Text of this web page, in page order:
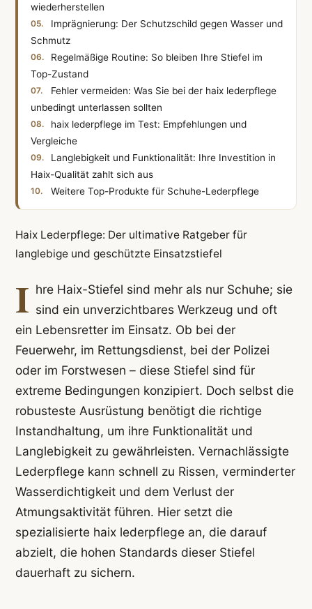
wiederherstellen
Imprägnierung: Der Schutzschild gegen Wasser und
Schmutz
Regelmäßige Routine: So bleiben Ihre Stiefel im
Top-Zustand
Fehler vermeiden: Was Sie bei der haix lederpflege
unbedingt unterlassen sollten
haix lederpflege im Test: Empfehlungen und
Vergleiche
Langlebigkeit und Funktionalität: Ihre Investition in
Haix-Qualität zahlt sich aus
Weitere Top-Produkte für Schuhe-Lederpflege
Haix Lederpflege: Der ultimative Ratgeber für
langlebige und geschützte Einsatzstiefel
I hre Haix-Stiefel sind mehr als nur Schuhe; sie
sind ein unverzichtbares Werkzeug und oft
ein Lebensretter im Einsatz. Ob bei der
Feuerwehr, im Rettungsdienst, bei der Polizei
oder im Forstwesen – diese Stiefel sind für
extreme Bedingungen konzipiert. Doch selbst die
robusteste Ausrüstung benötigt die richtige
Instandhaltung, um ihre Funktionalität und
Langlebigkeit zu gewährleisten. Vernachlässigte
Lederpflege kann schnell zu Rissen, verminderter
Wasserdichtigkeit und dem Verlust der
Atmungsaktivität führen. Hier setzt die
spezialisierte haix lederpflege an, die darauf
abzielt, die hohen Standards dieser Stiefel
dauerhaft zu sichern.